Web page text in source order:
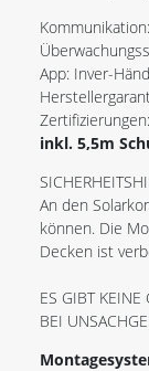
App: Inver-
inkl. 5,5m
An den
können. Die
Decken ist
ES GIBT KEINE
BEI